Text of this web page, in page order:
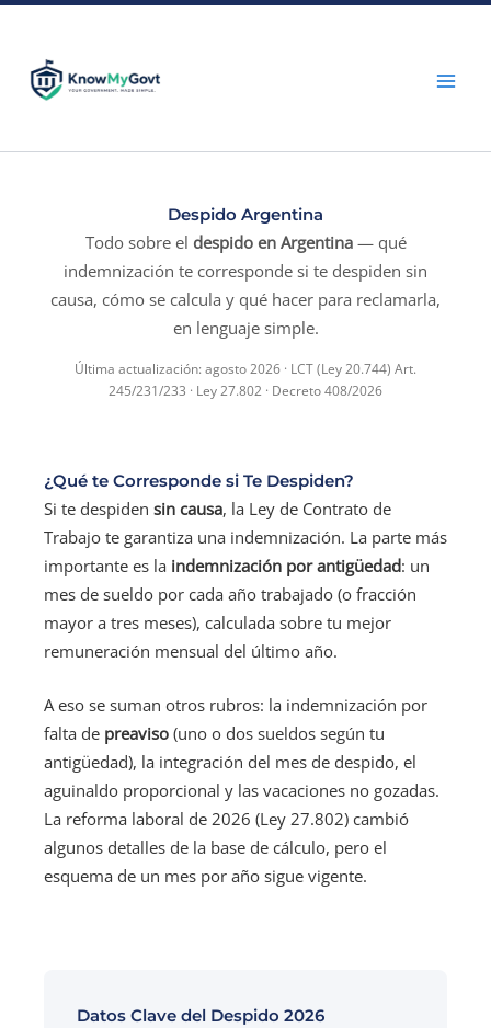
content
Despido Argentina
Todo sobre el despido en Argentina— qué
indemnización te corresponde si te despiden sin
causa, cómo se calcula y qué hacer para reclamarla,
en lenguaje simple.
Última actualización: agosto 2026 · LCT (Ley 20.744) Art.
245/231/233 · Ley 27.802 · Decreto 408/2026
¿Qué te Corresponde si Te Despiden?
Si te despiden sin causa, la Ley de Contrato de
Trabajo te garantiza una indemnización. La parte más
importante es la indemnización por antigüedad: un
mes de sueldo por cada año trabajado (o fracción
mayor a tres meses), calculada sobre tu mejor
remuneración mensual del último año.
A eso se suman otros rubros: la indemnización por
falta de preaviso (uno o dos sueldos según tu
antigüedad), la integración del mes de despido, el
aguinaldo proporcional y las vacaciones no gozadas.
La reforma laboral de 2026 (Ley 27.802) cambió
algunos detalles de la base de cálculo, pero el
esquema de un mes por año sigue vigente.
Datos Clave del Despido 2026